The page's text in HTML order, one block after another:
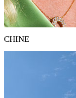
CHINE